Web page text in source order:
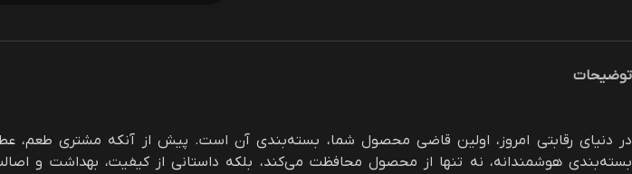
توضیحات
در دنیای رقابتی امروز، اولین قاضی محصول شما، بسته‌بندی آن است. پیش از آنکه مشتری طعم،